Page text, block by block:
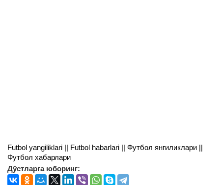
Futbol yangiliklari || Futbol habarlari || Футбол янгиликлари ||
Футбол хабарлари
Дўстларга юборинг: